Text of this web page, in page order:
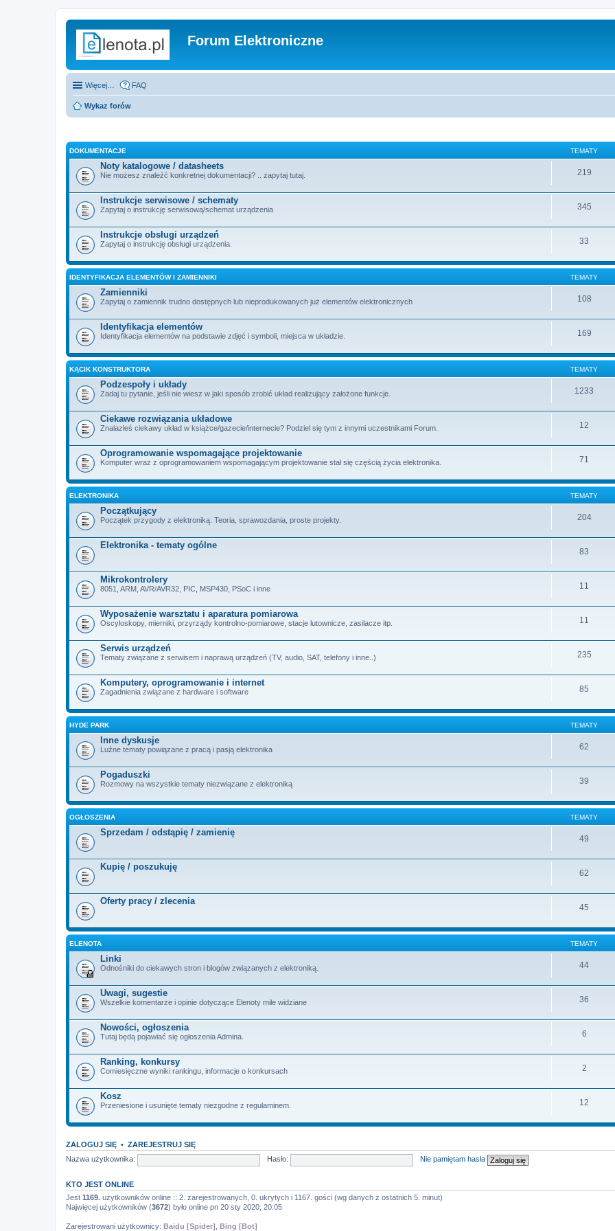
Forum Elektroniczne
Więcej… FAQ
Wykaz forów
DOKUMENTACJE TEMATY
Noty katalogowe / datasheets
Nie możesz znaleźć konkretnej dokumentacji? .. zapytaj tutaj. 219
Instrukcje serwisowe / schematy
Zapytaj o instrukcję serwisową/schemat urządzenia 345
Instrukcje obsługi urządzeń
Zapytaj o instrukcję obsługi urządzenia. 33
IDENTYFIKACJA ELEMENTÓW I ZAMIENNIKI TEMATY
Zamienniki
Zapytaj o zamiennik trudno dostępnych lub nieprodukowanych już elementów elektronicznych 108
Identyfikacja elementów
Identyfikacja elementów na podstawie zdjęć i symboli, miejsca w układzie. 169
KĄCIK KONSTRUKTORA TEMATY
Podzespoły i układy
Zadaj tu pytanie, jeśli nie wiesz w jaki sposób zrobić układ realizujący założone funkcje. 1233
Ciekawe rozwiązania układowe
Znalazłeś ciekawy układ w książce/gazecie/internecie? Podziel się tym z innymi uczestnikami Forum. 12
Oprogramowanie wspomagające projektowanie
Komputer wraz z oprogramowaniem wspomagającym projektowanie stał się częścią życia elektronika. 71
ELEKTRONIKA TEMATY
Początkujący
Początek przygody z elektroniką. Teoria, sprawozdania, proste projekty. 204
Elektronika - tematy ogólne
83
Mikrokontrolery
8051, ARM, AVR/AVR32, PIC, MSP430, PSoC i inne 11
Wyposażenie warsztatu i aparatura pomiarowa
Oscyloskopy, mierniki, przyrządy kontrolno-pomiarowe, stacje lutownicze, zasilacze itp. 11
Serwis urządzeń
Tematy związane z serwisem i naprawą urządzeń (TV, audio, SAT, telefony i inne..) 235
Komputery, oprogramowanie i internet
Zagadnienia związane z hardware i software 85
HYDE PARK TEMATY
Inne dyskusje
Luźne tematy powiązane z pracą i pasją elektronika 62
Pogaduszki
Rozmowy na wszystkie tematy niezwiązane z elektroniką 39
OGŁOSZENIA TEMATY
Sprzedam / odstąpię / zamienię
49
Kupię / poszukuję
62
Oferty pracy / zlecenia
45
ELENOTA TEMATY
Linki
Odnośniki do ciekawych stron i blogów związanych z elektroniką. 44
Uwagi, sugestie
Wszelkie komentarze i opinie dotyczące Elenoty mile widziane 36
Nowości, ogłoszenia
Tutaj będą pojawiać się ogłoszenia Admina. 6
Ranking, konkursy
Comiesięczne wyniki rankingu, informacje o konkursach 2
Kosz
Przeniesione i usunięte tematy niezgodne z regulaminem. 12
ZALOGUJ SIĘ • ZAREJESTRUJ SIĘ
Nazwa użytkownika:
Hasło: Nie pamiętam hasła
KTO JEST ONLINE
Jest 1169. użytkowników online :: 2. zarejestrowanych, 0. ukrytych i 1167. gości (wg danych z ostatnich 5. minut)
Najwięcej użytkowników (3672) było online pn 20 sty 2020, 20:05
Zarejestrowani użytkownicy: Baidu [Spider] Bing [Bot]